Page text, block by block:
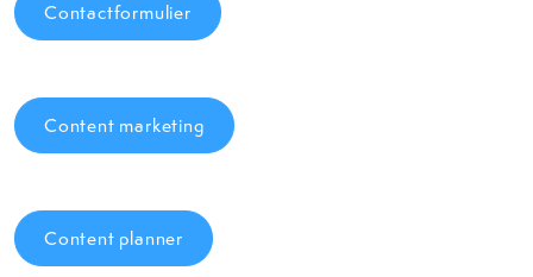
Contactformulier
Content marketing
Content planner